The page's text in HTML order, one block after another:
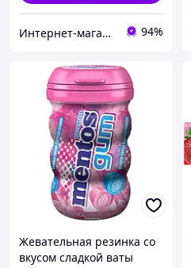
Интернет-магазин "Beauty Mall" 94%
Жевательная резинка со
вкусом сладкой ваты